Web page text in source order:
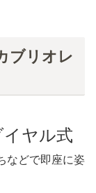
ブリオレ
ヤル式
などで即座に姿